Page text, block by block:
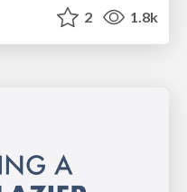
2 1.8k